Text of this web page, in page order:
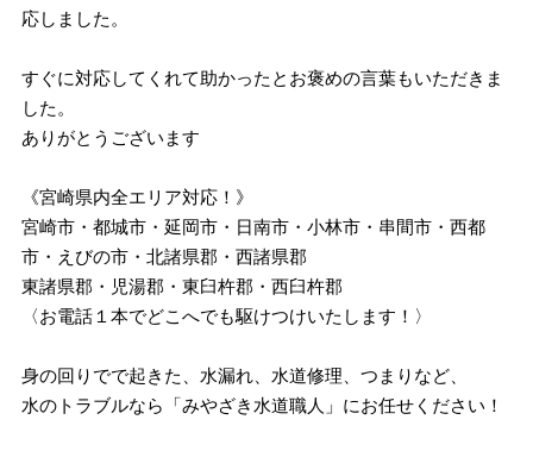
応しました。
すぐに対応してくれて助かったとお褒めの言葉もいただきま
した。
ありがとうございます
《宮崎県内全エリア対応！》
宮崎市・都城市・延岡市・日南市・小林市・串間市・西都
市・えびの市・北諸県郡・西諸県郡
東諸県郡・児湯郡・東臼杵郡・西臼杵郡
〈お電話１本でどこへでも駆けつけいたします！〉
身の回りでで起きた、水漏れ、水道修理、つまりなど、
水のトラブルなら「みやざき水道職人」にお任せください！